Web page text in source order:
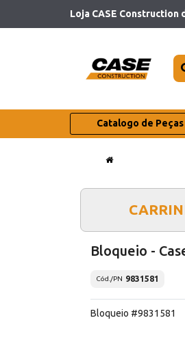
Loja CASE Construction
Catalogo de Peças
Bloqueio -
Cód./PN 9831581
Bloqueio #9831581